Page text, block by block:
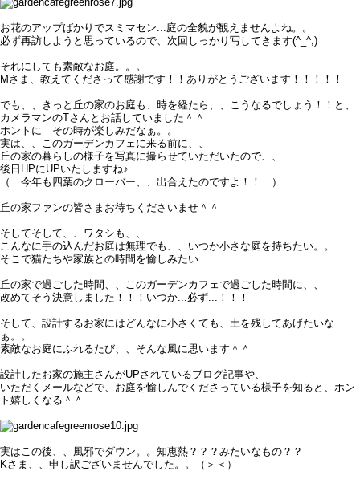
お花のアップばかりでスミマセン...庭の全貌が観えませんよね。。
必ず再訪しようと思っているので、次回しっかり写してきます(^_^;)
それにしても素敵なお庭。。。
Mさま、教えてくださって感謝です！！ありがとうございます！！！！！
でも、、きっと丘の家のお庭も、時を経たら、、こうなるでしょう！！と、
カメラマンのTさんとお話していました＾＾
ホントに その時が楽しみだなぁ。。
実は、、このガーデンカフェに来る前に、、
丘の家の暮らしの様子を写真に撮らせていただいたので、、
後日HPにUPいたしますね♪
（ 今年も四葉のクローバー、、出合えたのですよ！！ ）
丘の家ファンの皆さまお待ちくださいませ＾＾
そしてそして、、ワタシも、、
こんなに手の込んだお庭は無理でも、、いつか小さな庭を持ちたい。。
そこで猫たちや家族との時間を愉しみたい...
丘の家で過ごした時間、、このガーデンカフェで過ごした時間に、、
改めてそう決意しました！！！いつか...必ず...！！！
そして、設計するお家にはどんなに小さくても、土を残してあげたいな
ぁ。。
素敵なお庭にふれるたび、、そんな風に思います＾＾
設計したお家の施主さんがUPされているブログ記事や、
いただくメールなどで、お庭を愉しんでくださっている様子を知ると、ホン
ト嬉しくなる＾＾
実はこの後、、風邪でダウン。。知恵熱？？？みたいなもの？？
Kさま、、申し訳ございませんでした。。（＞＜）